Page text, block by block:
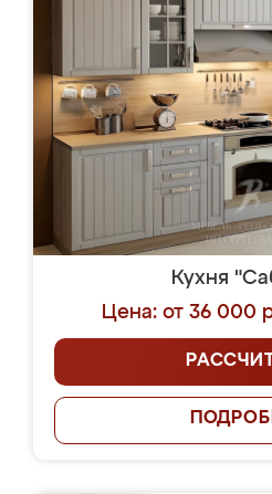
Кухня
Цена: от 36 000